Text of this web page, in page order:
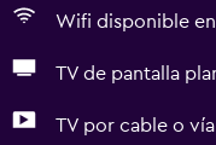
Wifi disponible
TV de pantalla
TV por cable o